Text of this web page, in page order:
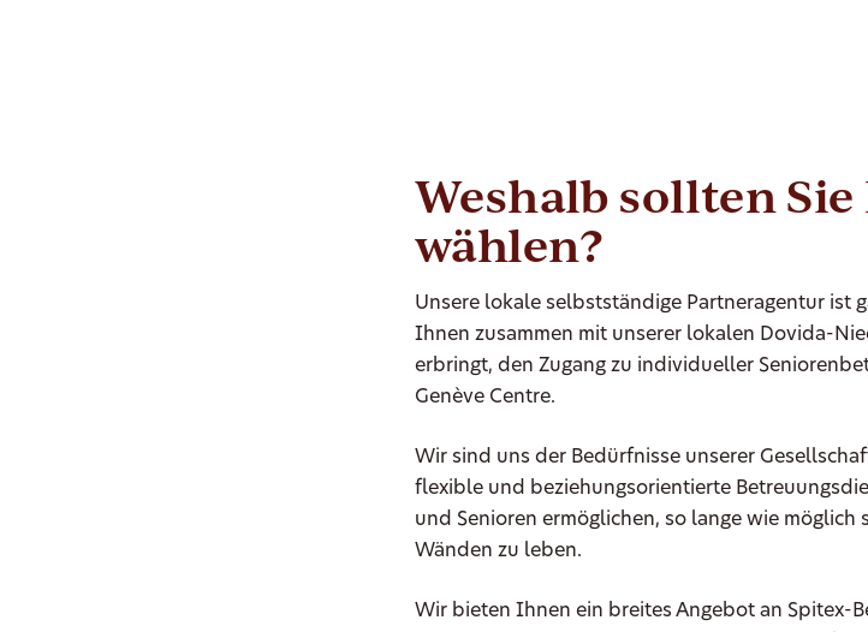
Weshalb sollten
wählen?
Unsere lokale selbstständige Partneragentur ist
Ihnen zusammen mit unserer lokalen Dovida-
erbringt, den Zugang zu individueller
Genève Centre.
Wir sind uns der Bedürfnisse unserer
flexible und beziehungsorientierte
und Senioren ermöglichen, so lange wie
Wänden zu leben.
Wir bieten Ihnen ein breites Angebot an Spitex-